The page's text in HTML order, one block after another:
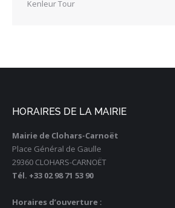
Kenleur Tour
HORAIRES DE LA MAIRIE
Mairie de Clohars-Carnoët
Place Général de Gaulle
29360 CLOHARS-CARNOËT
Tél. +33 02 98 71 53 90
Horaires d’ouverture :